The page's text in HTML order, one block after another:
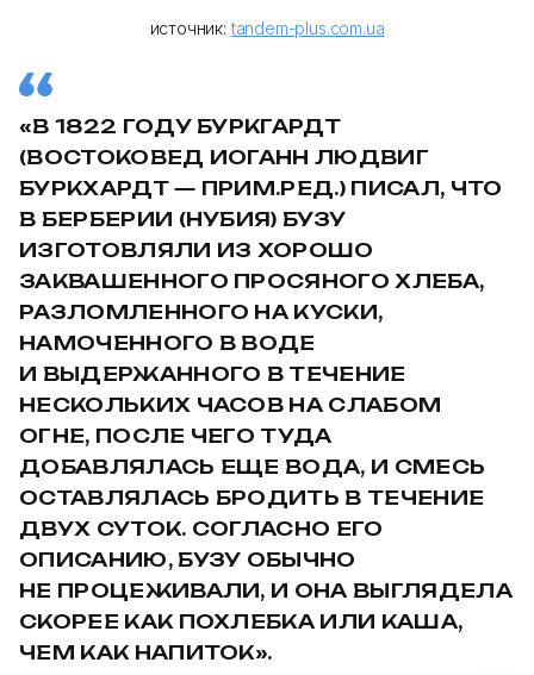
источник: tandem-plus.com.ua
«В 1822 ГОДУ БУРКГАРДТ
(ВОСТОКОВЕД ИОГАНН ЛЮДВИГ
БУРКХАРДТ — ПРИМ.РЕД.) ПИСАЛ, ЧТО
В БЕРБЕРИИ (НУБИЯ) БУЗУ
ИЗГОТОВЛЯЛИ ИЗ ХОРОШО
ЗАКВАШЕННОГО ПРОСЯНОГО ХЛЕБА,
РАЗЛОМЛЕННОГО НА КУСКИ,
НАМОЧЕННОГО В ВОДЕ
И ВЫДЕРЖАННОГО В ТЕЧЕНИЕ
НЕСКОЛЬКИХ ЧАСОВ НА СЛАБОМ
ОГНЕ, ПОСЛЕ ЧЕГО ТУДА
ДОБАВЛЯЛАСЬ ЕЩЕ ВОДА, И СМЕСЬ
ОСТАВЛЯЛАСЬ БРОДИТЬ В ТЕЧЕНИЕ
ДВУХ СУТОК. СОГЛАСНО ЕГО
ОПИСАНИЮ, БУЗУ ОБЫЧНО
НЕ ПРОЦЕЖИВАЛИ, И ОНА ВЫГЛЯДЕЛА
СКОРЕЕ КАК ПОХЛЕБКА ИЛИ КАША,
ЧЕМ КАК НАПИТОК».